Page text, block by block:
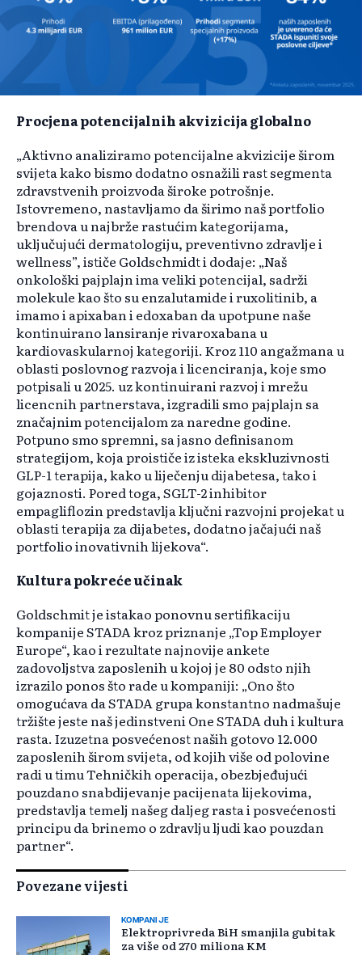
Procjena potencijalnih akvizicija globalno
„Aktivno analiziramo potencijalne akvizicije širom
svijeta kako bismo dodatno osnažili rast segmenta
zdravstvenih proizvoda široke potrošnje.
Istovremeno, nastavljamo da širimo naš portfolio
brendova u najbrže rastućim kategorijama,
uključujući dermatologiju, preventivno zdravlje i
wellness”, ističe Goldschmidt i dodaje: „Naš
onkološki pajplajn ima veliki potencijal, sadrži
molekule kao što su enzalutamide i ruxolitinib, a
imamo i apixaban i edoxaban da upotpune naše
kontinuirano lansiranje rivaroxabana u
kardiovaskularnoj kategoriji. Kroz 110 angažmana u
oblasti poslovnog razvoja i licenciranja, koje smo
potpisali u 2025. uz kontinuirani razvoj i mrežu
licencnih partnerstava, izgradili smo pajplajn sa
značajnim potencijalom za naredne godine.
Potpuno smo spremni, sa jasno definisanom
strategijom, koja proističe iz isteka ekskluzivnosti
GLP-1 terapija, kako u liječenju dijabetesa, tako i
gojaznosti. Pored toga, SGLT-2 inhibitor
empagliflozin predstavlja ključni razvojni projekat u
oblasti terapija za dijabetes, dodatno jačajući naš
portfolio inovativnih lijekova“.
Kultura pokreće učinak
Goldschmit je istakao ponovnu sertifikaciju
kompanije STADA kroz priznanje „Top Employer
Europe“, kao i rezultate najnovije ankete
zadovoljstva zaposlenih u kojoj je 80 odsto njih
izrazilo ponos što rade u kompaniji: „Ono što
omogućava da STADA grupa konstantno nadmašuje
tržište jeste naš jedinstveni One STADA duh i kultura
rasta. Izuzetna posvećenost naših gotovo 12.000
zaposlenih širom svijeta, od kojih više od polovine
radi u timu Tehničkih operacija, obezbjeđujući
pouzdano snabdijevanje pacijenata lijekovima,
predstavlja temelj našeg daljeg rasta i posvećenosti
principu da brinemo o zdravlju ljudi kao pouzdan
partner“.
Povezane vijesti
KOMPANIJE
Elektroprivreda BiH smanjila gubitak
za više od 270 miliona KM